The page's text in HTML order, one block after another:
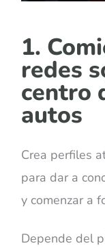
1.
redes
centro
autos
Crea perfiles
para dar a
y comenzar a
Depende del